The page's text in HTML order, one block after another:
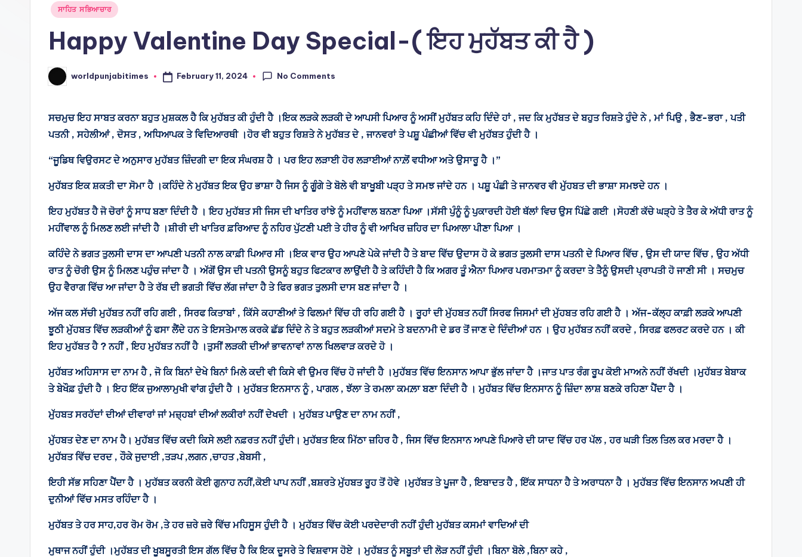
Posted
ਸਾਹਿਤ ਸਭਿਆਚਾਰ
Happy Valentine Day Special-( ਇਹ ਮੁਹੱਬਤ ਕੀ ਹੈ )
Posted
by
worldpunjabitimes February 11, 2024 No Comments
ਸਚਮੁਚ ਇਹ ਸਾਬਤ ਕਰਨਾ ਬਹੁਤ ਮੁਸ਼ਕਲ ਹੈ ਕਿ ਮੁਹੱਬਤ ਕੀ ਹੁੰਦੀ ਹੈ ।ਇਕ ਲੜਕੇ ਲੜਕੀ ਦੇ ਆਪਸੀ ਪਿਆਰ ਨੂੰ ਅਸੀਂ ਮੁਹੱਬਤ ਕਹਿ ਦਿੰਦੇ ਹਾਂ , ਜਦ ਕਿ ਮੁਹੱਬਤ ਦੇ ਬਹੁਤ ਰਿਸ਼ਤੇ ਹੁੰਦੇ ਨੇ , ਮਾਂ ਪਿਉ , ਭੈਣ-ਭਰਾ , ਪਤੀ
ਪਤਨੀ , ਸਹੇਲੀਆਂ , ਦੋਸਤ , ਅਧਿਆਪਕ ਤੇ ਵਿਦਿਆਰਥੀ ।ਹੋਰ ਵੀ ਬਹੁਤ ਰਿਸ਼ਤੇ ਨੇ ਮੁਹੱਬਤ ਦੇ , ਜਾਨਵਰਾਂ ਤੇ ਪਸ਼ੂ ਪੰਛੀਆਂ ਵਿੱਚ ਵੀ ਮੁਹੱਬਤ ਹੁੰਦੀ ਹੈ ।
“ਜੂਡਿਥ ਵਿਉਰਸਟ ਦੇ ਅਨੁਸਾਰ ਮੁਹੱਬਤ ਜ਼ਿੰਦਗੀ ਦਾ ਇਕ ਸੰਘਰਸ਼ ਹੈ । ਪਰ ਇਹ ਲੜਾਈ ਹੋਰ ਲੜਾਈਆਂ ਨਾਲ਼ੋਂ ਵਧੀਆ ਅਤੇ ਉਸਾਰੂ ਹੈ ।”
ਮੁਹੱਬਤ ਇਕ ਸ਼ਕਤੀ ਦਾ ਸੋਮਾ ਹੈ ।ਕਹਿੰਦੇ ਨੇ ਮੁਹੱਬਤ ਇਕ ਉਹ ਭਾਸ਼ਾ ਹੈ ਜਿਸ ਨੂੰ ਗੂੰਗੇ ਤੇ ਬੋਲੇ ਵੀ ਬਾਖੂਬੀ ਪੜ੍ਹ ਤੇ ਸਮਝ ਜਾਂਦੇ ਹਨ । ਪਸ਼ੂ ਪੰਛੀ ਤੇ ਜਾਨਵਰ ਵੀ ਮੁੱਹਬਤ ਦੀ ਭਾਸ਼ਾ ਸਮਝਦੇ ਹਨ ।
ਇਹ ਮੁਹੱਬਤ ਹੈ ਜੋ ਚੋਰਾਂ ਨੂੰ ਸਾਧ ਬਣਾ ਦਿੰਦੀ ਹੈ । ਇਹ ਮੁਹੱਬਤ ਸੀ ਜਿਸ ਦੀ ਖਾਤਿਰ ਰਾਂਝੇ ਨੂੰ ਮਹੀਂਵਾਲ ਬਨਣਾ ਪਿਆ ।ਸੱਸੀ ਪੁੰਨੂੰ ਨੂੰ ਪੁਕਾਰਦੀ ਹੋਈ ਥੱਲਾਂ ਵਿਚ ਉਸ ਪਿੱਛੇ ਗਈ ।ਸੋਹਣੀ ਕੱਚੇ ਘੜ੍ਹੇ ਤੇ ਤੈਰ ਕੇ ਅੱਧੀ ਰਾਤ ਨੂੰ
ਮਹੀਂਵਾਲ ਨੂੰ ਮਿਲਣ ਲਈ ਜਾਂਦੀ ਹੈ ।ਸ਼ੀਰੀ ਦੀ ਖਾਤਿਰ ਫ਼ਰਿਆਦ ਨੂੰ ਨਹਿਰ ਪੁੱਟਣੀ ਪਈ ਤੇ ਹੀਰ ਨੂੰ ਵੀ ਆਖਿਰ ਜ਼ਹਿਰ ਦਾ ਪਿਆਲਾ ਪੀਣਾ ਪਿਆ ।
ਕਹਿੰਦੇ ਨੇ ਭਗਤ ਤੁਲਸੀ ਦਾਸ ਦਾ ਆਪਣੀ ਪਤਨੀ ਨਾਲ ਕਾਫ਼ੀ ਪਿਆਰ ਸੀ ।ਇਕ ਵਾਰ ਉਹ ਆਪਣੇ ਪੇਕੇ ਜਾਂਦੀ ਹੈ ਤੇ ਬਾਦ ਵਿੱਚ ਉਦਾਸ ਹੋ ਕੇ ਭਗਤ ਤੁਲਸੀ ਦਾਸ ਪਤਨੀ ਦੇ ਪਿਆਰ ਵਿੱਚ , ਉਸ ਦੀ ਯਾਦ ਵਿੱਚ , ਉਹ ਅੱਧੀ
ਰਾਤ ਨੂੰ ਚੋਰੀ ਉਸ ਨੂੰ ਮਿਲਣ ਪਹੁੰਚ ਜਾਂਦਾ ਹੈ । ਅੱਗੋਂ ਉਸ ਦੀ ਪਤਨੀ ਉਸਨੂੰ ਬਹੁਤ ਫਿਟਕਾਰ ਲਾਉਂਦੀ ਹੈ ਤੇ ਕਹਿੰਦੀ ਹੈ ਕਿ ਅਗਰ ਤੂੰ ਐਨਾ ਪਿਆਰ ਪਰਮਾਤਮਾ ਨੂੰ ਕਰਦਾ ਤੇ ਤੈਨੂੰ ਉਸਦੀ ਪ੍ਰਾਪਤੀ ਹੋ ਜਾਣੀ ਸੀ । ਸਚਮੁਚ
ਉਹ ਵੈਰਾਗ ਵਿੱਚ ਆ ਜਾਂਦਾ ਹੈ ਤੇ ਰੱਬ ਦੀ ਭਗਤੀ ਵਿੱਚ ਲੱਗ ਜਾਂਦਾ ਹੈ ਤੇ ਫਿਰ ਭਗਤ ਤੁਲਸੀ ਦਾਸ ਬਣ ਜਾਂਦਾ ਹੈ ।
ਅੱਜ ਕਲ ਸੱਚੀ ਮੁਹੱਬਤ ਨਹੀਂ ਰਹਿ ਗਈ , ਸਿਰਫ ਕਿਤਾਬਾਂ , ਕਿੱਸੇ ਕਹਾਣੀਆਂ ਤੇ ਫਿਲਮਾਂ ਵਿੱਚ ਹੀ ਰਹਿ ਗਈ ਹੈ । ਰੂਹਾਂ ਦੀ ਮੁੱਹਬਤ ਨਹੀਂ ਸਿਰਫ ਜਿਸਮਾਂ ਦੀ ਮੁੱਹਬਤ ਰਹਿ ਗਈ ਹੈ । ਅੱਜ-ਕੱਲ੍ਹ ਕਾਫ਼ੀ ਲੜਕੇ ਆਪਣੀ
ਝੂਠੀ ਮੁੱਹਬਤ ਵਿੱਚ ਲੜਕੀਆਂ ਨੂੰ ਫਸਾ ਲੈਂਦੇ ਹਨ ਤੇ ਇਸਤੇਮਾਲ ਕਰਕੇ ਛੱਡ ਦਿੰਦੇ ਨੇ ਤੇ ਬਹੁਤ ਲੜਕੀਆਂ ਸਦਮੇ ਤੇ ਬਦਨਾਮੀ ਦੇ ਡਰ ਤੋਂ ਜਾਣ ਦੇ ਦਿੰਦੀਆਂ ਹਨ । ਉਹ ਮੁਹੱਬਤ ਨਹੀਂ ਕਰਦੇ , ਸਿਰਫ਼ ਫਲਰਟ ਕਰਦੇ ਹਨ । ਕੀ
ਇਹ ਮੁਹੱਬਤ ਹੈ ? ਨਹੀਂ , ਇਹ ਮੁਹੱਬਤ ਨਹੀਂ ਹੈ ।ਤੁਸੀਂ ਲੜਕੀ ਦੀਆਂ ਭਾਵਨਾਵਾਂ ਨਾਲ ਖਿਲਵਾੜ ਕਰਦੇ ਹੋ ।
ਮੁਹੱਬਤ ਅਹਿਸਾਸ ਦਾ ਨਾਮ ਹੈ , ਜੋ ਕਿ ਬਿਨਾਂ ਦੇਖੇ ਬਿਨਾਂ ਮਿਲੇ ਕਦੀ ਵੀ ਕਿਸੇ ਵੀ ਉਮਰ ਵਿੱਚ ਹੋ ਜਾਂਦੀ ਹੈ ।ਮੁਹੱਬਤ ਵਿੱਚ ਇਨਸਾਨ ਆਪਾ ਭੁੱਲ ਜਾਂਦਾ ਹੈ ।ਜਾਤ ਪਾਤ ਰੰਗ ਰੂਪ ਕੋਈ ਮਾਅਨੇ ਨਹੀਂ ਰੱਖਦੀ ।ਮੁਹੱਬਤ ਬੇਬਾਕ
ਤੇ ਬੇਖੌਫ਼ ਹੁੰਦੀ ਹੈ । ਇਹ ਇੱਕ ਜੁਆਲਾਮੁਖੀ ਵਾਂਗ ਹੁੰਦੀ ਹੈ । ਮੁਹੱਬਤ ਇਨਸਾਨ ਨੂੰ , ਪਾਗਲ , ਝੱਲਾ ਤੇ ਰਮਲਾ ਕਮਲ਼ਾ ਬਣਾ ਦਿੰਦੀ ਹੈ । ਮੁਹੱਬਤ ਵਿੱਚ ਇਨਸਾਨ ਨੂੰ ਜ਼ਿੰਦਾ ਲਾਸ਼ ਬਣਕੇ ਰਹਿਣਾ ਪੈਂਦਾ ਹੈ ।
ਮੁੱਹਬਤ ਸਰਹੱਦਾਂ ਦੀਆਂ ਦੀਵਾਰਾਂ ਜਾਂ ਮਜ਼੍ਹਬਾਂ ਦੀਆਂ ਲਕੀਰਾਂ ਨਹੀਂ ਦੇਖਦੀ । ਮੁਹੱਬਤ ਪਾਉਣ ਦਾ ਨਾਮ ਨਹੀਂ ,
ਮੁੱਹਬਤ ਦੇਣ ਦਾ ਨਾਮ ਹੈ। ਮੁਹੱਬਤ ਵਿੱਚ ਕਦੀ ਕਿਸੇ ਲਈ ਨਫ਼ਰਤ ਨਹੀਂ ਹੁੰਦੀ। ਮੁਹੱਬਤ ਇਕ ਮਿੱਠਾ ਜ਼ਹਿਰ ਹੈ , ਜਿਸ ਵਿੱਚ ਇਨਸਾਨ ਆਪਣੇ ਪਿਆਰੇ ਦੀ ਯਾਦ ਵਿੱਚ ਹਰ ਪੱਲ , ਹਰ ਘੜੀ ਤਿਲ ਤਿਲ ਕਰ ਮਰਦਾ ਹੈ ।
ਮੁਹੱਬਤ ਵਿੱਚ ਦਰਦ , ਹੌਕੇ ਜੁਦਾਈ ,ਤੜਪ ,ਲਗਨ ,ਚਾਹਤ ,ਬੇਬਸੀ ,
ਇਹੀ ਸੱਭ ਸਹਿਣਾ ਪੈਂਦਾ ਹੈ । ਮੁਹੱਬਤ ਕਰਨੀ ਕੋਈ ਗੁਨਾਹ ਨਹੀਂ,ਕੋਈ ਪਾਪ ਨਹੀਂ ,ਬਸ਼ਰਤੇ ਮੁੱਹਬਤ ਰੂਹ ਤੋਂ ਹੋਵੇ ।ਮੁਹੱਬਤ ਤੇ ਪੂਜਾ ਹੈ , ਇਬਾਦਤ ਹੈ , ਇੱਕ ਸਾਧਨਾ ਹੈ ਤੇ ਅਰਾਧਨਾ ਹੈ । ਮੁਹੱਬਤ ਵਿੱਚ ਇਨਸਾਨ ਅਪਣੀ ਹੀ
ਦੁਨੀਆਂ ਵਿੱਚ ਮਸਤ ਰਹਿੰਦਾ ਹੈ ।
ਮੁਹੱਬਤ ਤੇ ਹਰ ਸਾਹ,ਹਰ ਰੋਮ ਰੋਮ ,ਤੇ ਹਰ ਜ਼ਰੇ ਜ਼ਰੇ ਵਿੱਚ ਮਹਿਸੂਸ ਹੁੰਦੀ ਹੈ । ਮੁਹੱਬਤ ਵਿੱਚ ਕੋਈ ਪਰਦੇਦਾਰੀ ਨਹੀਂ ਹੁੰਦੀ ਮੁਹੱਬਤ ਕਸਮਾਂ ਵਾਦਿਆਂ ਦੀ
ਮੁਥਾਜ ਨਹੀਂ ਹੁੰਦੀ ।ਮੁਹੱਬਤ ਦੀ ਖੂਬਸੂਰਤੀ ਇਸ ਗੱਲ ਵਿੱਚ ਹੈ ਕਿ ਇਕ ਦੂਸਰੇ ਤੇ ਵਿਸ਼ਵਾਸ ਹੋਏ । ਮੁਹੱਬਤ ਨੂੰ ਸਬੂਤਾਂ ਦੀ ਲੋੜ ਨਹੀਂ ਹੁੰਦੀ ।ਬਿਨਾ ਬੋਲੇ ,ਬਿਨਾ ਕਹੇ ,